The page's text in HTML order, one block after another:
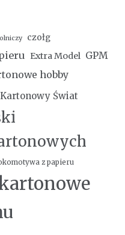
czołg
Extra Model GPM
hobby
Kartonowy Świat
z papieru